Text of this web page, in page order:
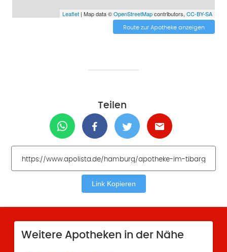
Leaflet| Map data ©OpenStreetMapcontributors, CC-BY-SA
Route zur Apotheke anzeigen
Teilen
Link Kopieren
Weitere Apotheken in der Nähe